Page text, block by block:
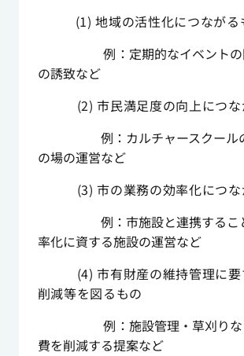
(1) 地域の活性化につながる
例： 定期的なイベント
の誘致など
(2) 市民満足度の向上につな
例：カルチャースクールの
の場の運営など
(3) 市の業務の効率化につな
例：市施設と連携すること
率化に資する施設の運営など
(4) 市有財産の維持管理に要
削減等を図るもの
例：施設管理・草刈り
費を削減する提案など